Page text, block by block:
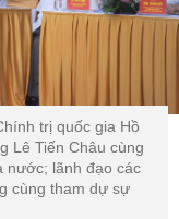
trị quốc gia Hồ
Lê Tiến Châu cùng
nước; lãnh đạo các
cùng tham dự sự